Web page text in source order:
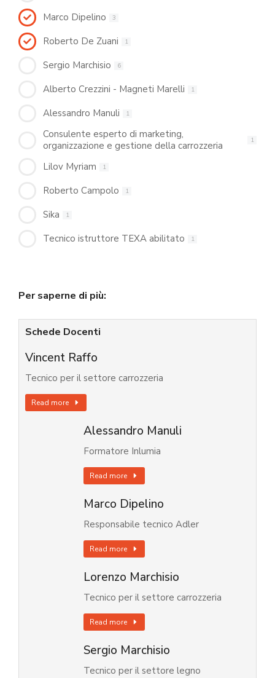
Marco Dipelino 3
Roberto De Zuani 1
Sergio Marchisio 6
Alberto Crezzini - Magneti Marelli 1
Alessandro Manuli 1
Consulente esperto di marketing,
organizzazione e gestione della carrozzeria
1
Lilov Myriam 1
Roberto Campolo 1
Sika 1
Tecnico istruttore TEXA abilitato 1
Per saperne di più:
Schede Docenti
Vincent Raffo
Tecnico per il settore carrozzeria
Read more
Alessandro Manuli
Formatore Inlumia
Read more
Marco Dipelino
Responsabile tecnico Adler
Read more
Lorenzo Marchisio
Tecnico per il settore carrozzeria
Read more
Sergio Marchisio
Tecnico per il settore legno